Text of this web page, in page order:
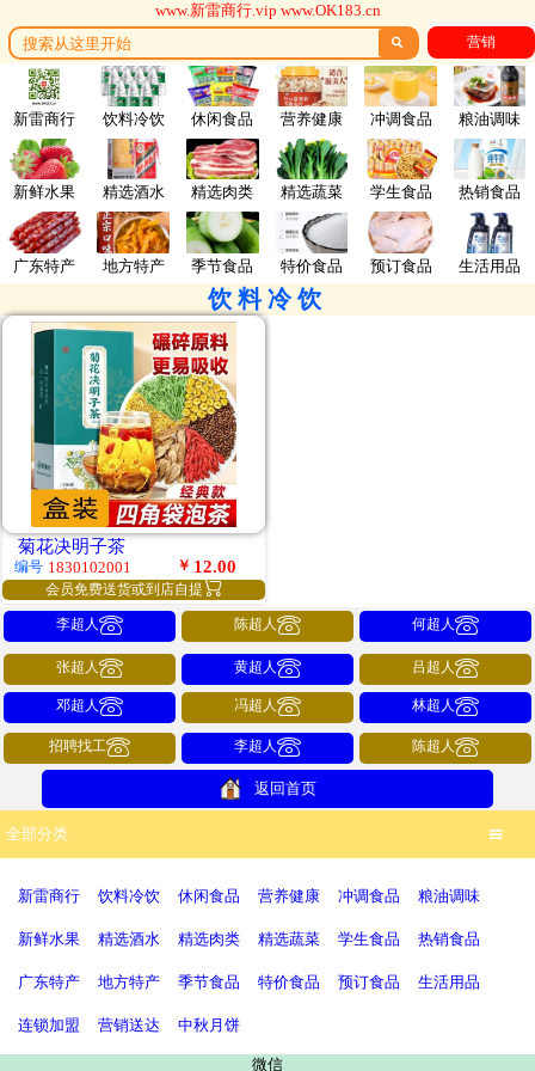
www.新雷商行.vip www.OK183.cn
 营销
新雷商行 饮料冷饮 休闲食品 营养健康 冲调食品 粮油调味
新鲜水果 精选酒水 精选肉类 精选蔬菜 学生食品 热销食品
广东特产 地方特产 季节食品 特价食品 预订食品 生活用品
饮料冷饮
菊花决明子茶
编号 1830102001 ￥ 12.00
会员免费送货或到店自提 
李超人 陈超人 何超人
张超人 黄超人 吕超人
邓超人 冯超人 林超人
招聘找工 李超人 陈超人
返回首页
全部分类 
新雷商行 饮料冷饮 休闲食品 营养健康 冲调食品 粮油调味
新鲜水果 精选酒水 精选肉类 精选蔬菜 学生食品 热销食品
广东特产 地方特产 季节食品 特价食品 预订食品 生活用品
连锁加盟 营销送达 中秋月饼
微信